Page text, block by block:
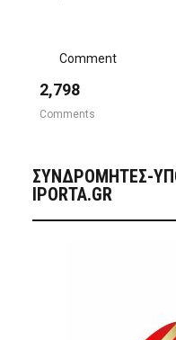
Comment
2,798
Comments
ΣΥΝΔΡΟΜΗΤΈΣ-
IPORTA.GR